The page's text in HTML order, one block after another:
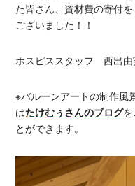
た皆さん、資材費の寄付
ございました！！
ホスピススタッフ 西出由
※バルーンアートの制作風
はたけむぅさんのブログ
とができます。